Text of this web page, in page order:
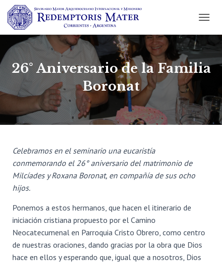
A
M
A
O
D
O
N
26° Aniversario de la Familia
Boronat
Celebramos en el seminario una eucaristía
conmemorando el 26° aniversario del matrimonio de
Milcíades y Roxana Boronat, en compañía de sus ocho
hijos.
Ponemos a estos hermanos, que hacen el itinerario de
iniciación cristiana propuesto por el Camino
Neocatecumenal en Parroquia Cristo Obrero, como centro
de nuestras oraciones, dando gracias por la obra que Dios
hace en ellos y esperando que, igual que a nosotros, Dios